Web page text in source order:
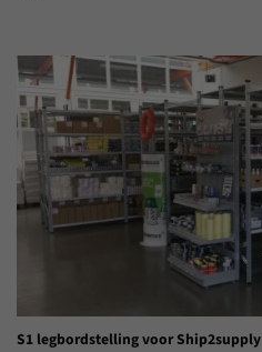
S1 legbordstelling voor Ship2supply